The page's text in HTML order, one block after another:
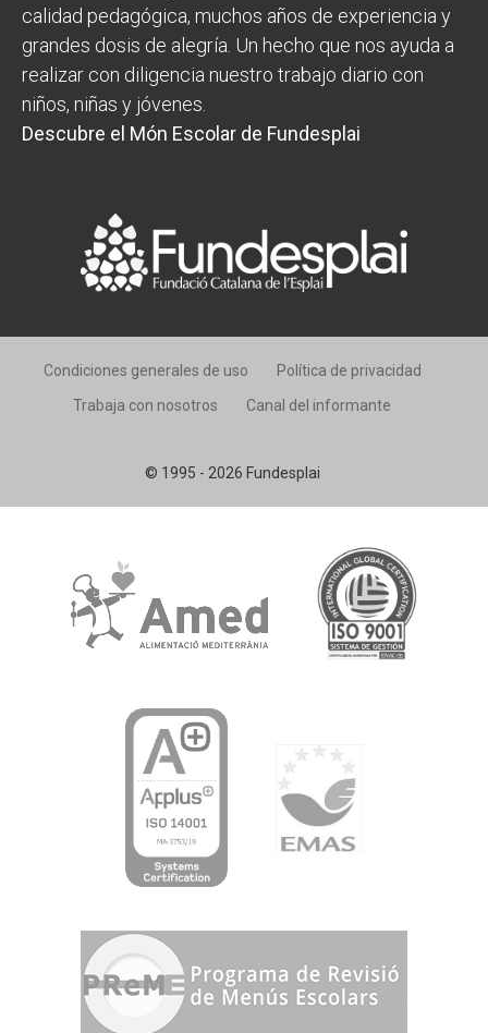
calidad pedagógica, muchos años de experiencia y
grandes dosis de alegría. Un hecho que nos ayuda a
realizar con diligencia nuestro trabajo diario con
niños, niñas y jóvenes.
Descubre el Món Escolar de Fundesplai
© 1995 - 2026 Fundesplai
Condiciones generales de uso
Política de privacidad
Trabaja con nosotros
Canal del informante